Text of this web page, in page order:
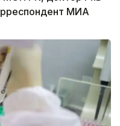
МИА